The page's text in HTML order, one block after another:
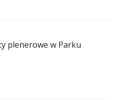
plenerowe w Parku